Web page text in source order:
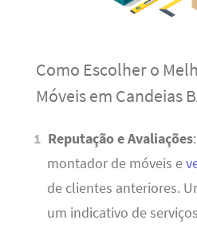
Como Escolher o
Móveis em Candeias
Reputação e Avaliações
montador de móveis e
de clientes anteriores.
um indicativo de